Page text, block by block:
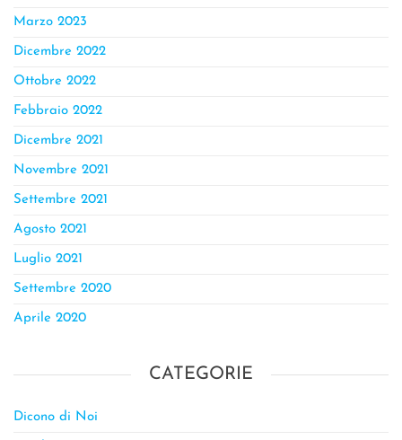
Marzo 2023
Dicembre 2022
Ottobre 2022
Febbraio 2022
Dicembre 2021
Novembre 2021
Settembre 2021
Agosto 2021
Luglio 2021
Settembre 2020
Aprile 2020
CATEGORIE
Dicono di Noi